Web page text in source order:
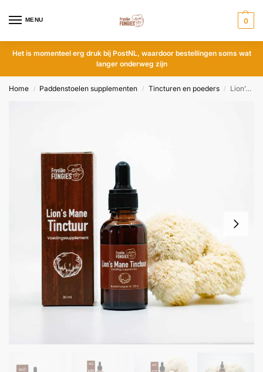
MENU 0
Het is momenteel erg druk bij PostNL, waardoor bestellingen soms wat
langer onderweg zijn
Home / Paddenstoelen supplementen / Tincturen en poeders / Lion’s Mane Tinctuur